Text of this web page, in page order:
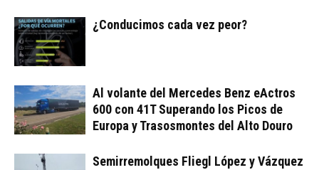
¿Conducimos cada vez peor?
Al volante del Mercedes Benz eActros
600 con 41T Superando los Picos de
Europa y Trasosmontes del Alto Douro
Semirremolques Fliegl López y Vázquez